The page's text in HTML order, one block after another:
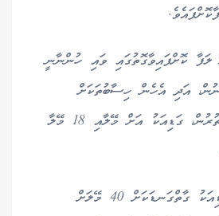
ކޮށްފައިވާގޮތުގައި ވައި ހުންނާނީ
އަދި އެހެން ހިސާބުތަކަށް
ހުޅަނގާއި ހުޅަނގު އުތުރުން، ގަޑިއަކު އަށް މޭލާއި 18 މޭލާ
އަދި ވިލާގަނޑުގައި ގަޑިއަކު ގާތްގަނޑަކަށް 40 މޭލަށް